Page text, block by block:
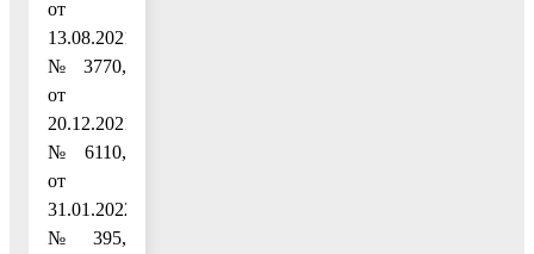
от
13.08.2021
№ 3770,
от
20.12.2021
№ 6110,
от
31.01.2022
№ 395,